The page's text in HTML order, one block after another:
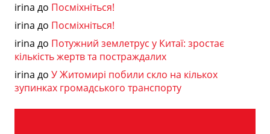
irina до Посміхніться!
irina до Посміхніться!
irina до Потужний землетрус у Китаї: зростає
кількість жертв та постраждалих
irina до У Житомирі побили скло на кількох
зупинках громадського транспорту